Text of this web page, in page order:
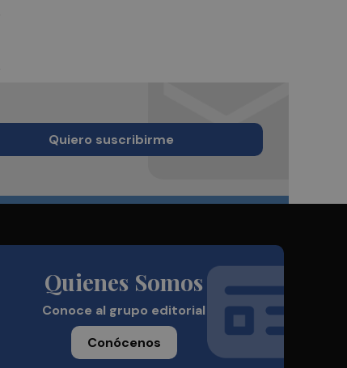
Quiero suscribirme
Quienes Somos
Conoce al grupo editorial
Conócenos